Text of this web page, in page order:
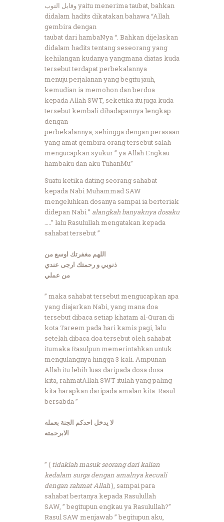
وقابل التوب yaitu menerima taubat, bahkan
didalam hadits dikatakan bahawa “Allah
gembira dengan
taubat dari hambaNya “. Bahkan dijelaskan
didalam hadits tentang seseorang yang
kehilangan kudanya yangmana diatas kuda
tersebut terdapat perbekalannya
menuju perjalanan yang begitu jauh,
kemudian ia memohon dan berdoa
kepada Allah SWT, seketika itu juga kuda
tersebut kembali dihadapannya lengkap
dengan
perbekalannya, sehingga dengan perasaan
yang amat gembira orang tersebut salah
mengucapkan syukur ” ya Allah Engkau
hambaku dan aku TuhanMu”
Suatu ketika dating seorang sahabat
kepada Nabi Muhammad SAW
mengeluhkan dosanya sampai ia berteriak
didepan Nabi ” alangkah banyaknya dosaku
…..” lalu Rasulullah mengatakan kepada
sahabat tersebut ”
اللهم مغفرتك اوسع من
ذنوبي و رحمتك ارجى عندي
من عملي
” maka sahabat tersebut mengucapkan apa
yang diajarkan Nabi, yang mana doa
tersebut dibaca setiap khatam al-Quran di
kota Tareem pada hari kamis pagi, lalu
setelah dibaca doa tersebut oleh sahabat
itumaka Rasulpun memerintahkan untuk
mengulangnya hingga 3 kali. Ampunan
Allah itu lebih luas daripada dosa dosa
kita, rahmatAllah SWT itulah yang paling
kita harapkan daripada amalan kita. Rasul
bersabda ”
لا يدخل احدكم الجنة بعمله
الابرحمته
” ( tidaklah masuk seorang dari kalian
kedalam surga dengan amalnya kecuali
dengan rahmat Allah), sampai para
sahabat bertanya kepada Rasulullah
SAW, ” begitupun engkau ya Rasulullah?”
Rasul SAW menjawab ” begitupun aku,